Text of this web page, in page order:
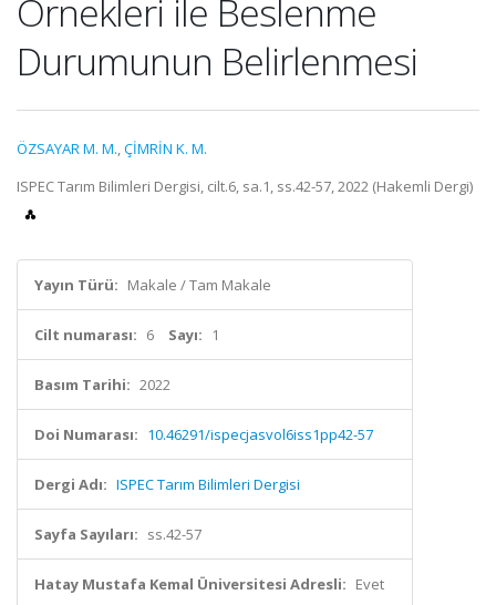
Örnekleri ile Beslenme
Durumunun Belirlenmesi
ÖZSAYAR M. M.,ÇİMRİN K. M.
ISPEC Tarım Bilimleri Dergisi, cilt.6, sa.1, ss.42-57, 2022 (Hakemli Dergi)
Yayın Türü: Makale / Tam Makale
Cilt numarası: 6 Sayı: 1
Basım Tarihi: 2022
Doi Numarası: 10.46291/ispecjasvol6iss1pp42-57
Dergi Adı: ISPEC Tarım Bilimleri Dergisi
Sayfa Sayıları: ss.42-57
Hatay Mustafa Kemal Üniversitesi Adresli: Evet